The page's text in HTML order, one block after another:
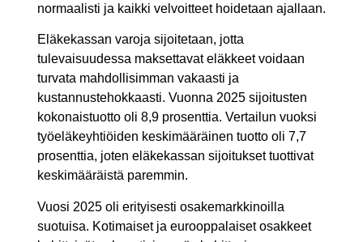
normaalisti ja kaikki velvoitteet hoidetaan ajallaan.
Eläkekassan varoja sijoitetaan, jotta
tulevaisuudessa maksettavat eläkkeet voidaan
turvata mahdollisimman vakaasti ja
kustannustehokkaasti. Vuonna 2025 sijoitusten
kokonaistuotto oli 8,9 prosenttia. Vertailun vuoksi
työeläkeyhtiöiden keskimääräinen tuotto oli 7,7
prosenttia, joten eläkekassan sijoitukset tuottivat
keskimääräistä paremmin.
Vuosi 2025 oli erityisesti osakemarkkinoilla
suotuisa. Kotimaiset ja eurooppalaiset osakkeet